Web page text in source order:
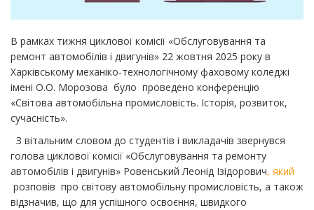
В рамках тижня циклової комісії «Обслуговування та
ремонт автомобілів і двигунів» 22 жовтня 2025 року в
Харківському механіко-технологічному фаховому коледжі
імені О.О. Морозова було проведено конференцію
«Світова автомобільна промисловість. Історія, розвиток,
сучасність».
З вітальним словом до студентів і викладачів звернувся
голова циклової комісії «Обслуговування та ремонту
автомобілів і двигунів» Ровенський Леонід Ізідорович, який
розповів про світову автомобільну промисловість, а також
відзначив, що для успішного освоєння, швидкого